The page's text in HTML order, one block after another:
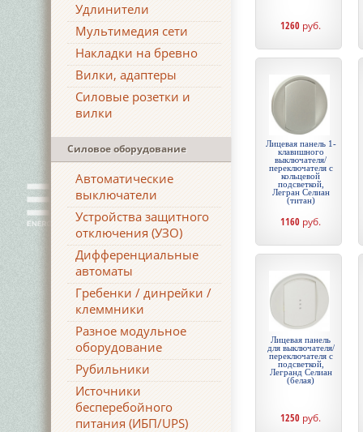
Удлинители
Мультимедия сети
Накладки на бревно
Вилки, адаптеры
Силовые розетки и
вилки
Силовое оборудование
Автоматические
выключатели
Устройства защитного
отключения (УЗО)
Дифференциальные
автоматы
Гребенки / динрейки /
клеммники
Разное модульное
оборудование
Рубильники
Источники
бесперебойного
питания (ИБП/UPS)
1260 руб.
Лицевая панель 1-
клавишного
выключателя/
переключателя с
кольцевой
подсветкой,
Легран Селиан
(титан)
1160 руб.
Лицевая панель
для выключателя/
переключателя с
подсветкой,
Легранд Селиан
(белая)
1250 руб.